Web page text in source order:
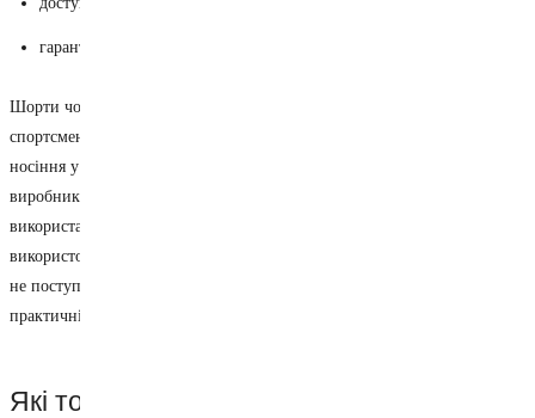
гарантію від виробника.
Шорти чоловічі спортивні призначені як для професійних
спортсменів, які беруть участь у єдиноборствах та ММА, так і для
носіння у повсякденному житті. Залежно від сфери використання та
виробника, вони можуть бути виконані з різних тканин та з
використанням зручної фурнітури. В основному як матеріал
використовують поліестер, спандекс і бавовну. Синтетичні матеріали
не поступаються натуральним за якістю та мають ряд переваг, такі як
практичність та зносостійкість.
Які торгові марки є в колекції?